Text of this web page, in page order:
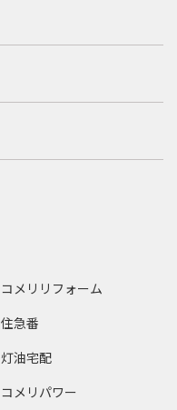
コメリリフォーム
住急番
灯油宅配
コメリパワー